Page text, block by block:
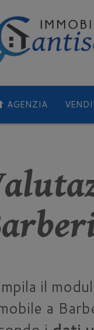
AGENZIA
il
a